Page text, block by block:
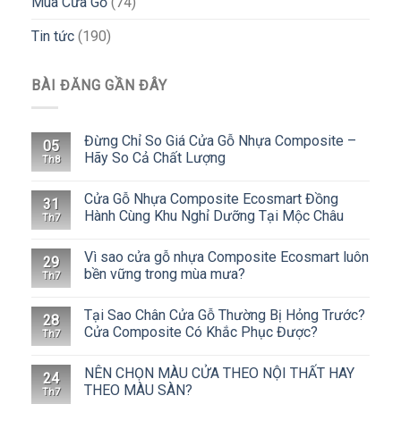
Tin tức (190)
BÀI ĐĂNG GẦN ĐÂY
05
Th8
Đừng Chỉ So Giá Cửa Gỗ Nhựa Composite –
Hãy So Cả Chất Lượng
31
Th7
Cửa Gỗ Nhựa Composite Ecosmart Đồng
Hành Cùng Khu Nghỉ Dưỡng Tại Mộc Châu
29
Th7
Vì sao cửa gỗ nhựa Composite Ecosmart luôn
bền vững trong mùa mưa?
28
Th7
Tại Sao Chân Cửa Gỗ Thường Bị Hỏng Trước?
Cửa Composite Có Khắc Phục Được?
24
Th7
NÊN CHỌN MÀU CỬA THEO NỘI THẤT HAY
THEO MÀU SÀN?